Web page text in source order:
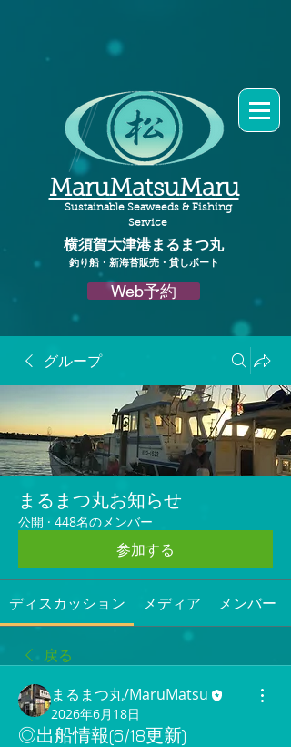
MaruMatsuMaru
Sustainable Seaweeds & Fishing
Service
横須賀大津港まるまつ丸​
釣り船・新海苔販売・貸しボート
Web予約
グループ
まるまつ丸お知らせ
公開 · 448名のメンバー
参加する
ディスカッション メディア メンバー
戻る
まるまつ丸/MaruMatsu
2026年6月18日
◎出船情報(6/18更新)